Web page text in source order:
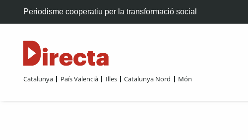
Periodisme cooperatiu per la transformació social
Catalunya País Valencià Illes Catalunya Nord Món